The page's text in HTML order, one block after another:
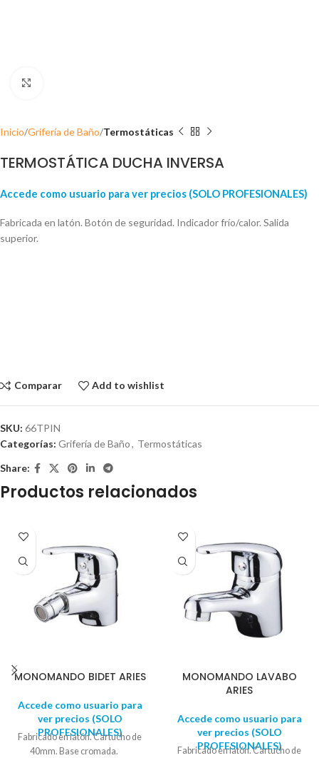
Inicio Grifería de Baño Termostáticas
TERMOSTÁTICA DUCHA INVERSA
Accede como usuario para ver precios (SOLO PROFESIONALES)
Fabricada en latón. Botón de seguridad. Indicador frío/calor. Salida
superior.
Comparar Add to wishlist
SKU: 66TPIN
Categorías: Grifería de Baño, Termostáticas
Share:
Productos relacionados
MONOMANDO BIDET ARIES
Accede como usuario para
ver precios (SOLO
PROFESIONALES)
Fabricado en latón. Cartucho de
40mm. Base cromada.
MONOMANDO LAVABO
ARIES
Accede como usuario para
ver precios (SOLO
PROFESIONALES)
Fabricado en latón. Cartucho de